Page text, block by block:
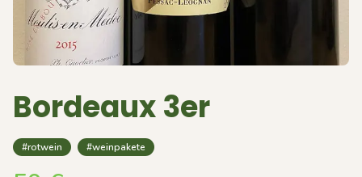
Bordeaux 3er
#rotwein #weinpakete